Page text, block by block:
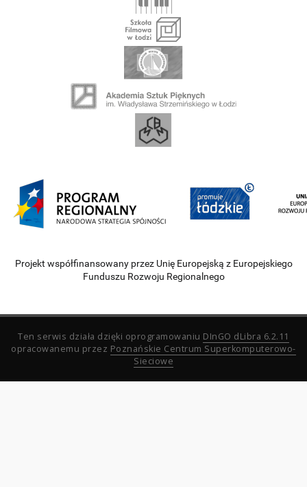
Projekt współfinansowany przez Unię Europejską z Europejskiego
Funduszu Rozwoju Regionalnego
Ten serwis działa dzięki oprogramowaniu DInGO dLibra 6.2.11
opracowanemu przez Poznańskie Centrum Superkomputerowo-
Sieciowe